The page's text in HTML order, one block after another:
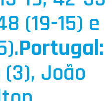
(19-15) e
Portugal:
João